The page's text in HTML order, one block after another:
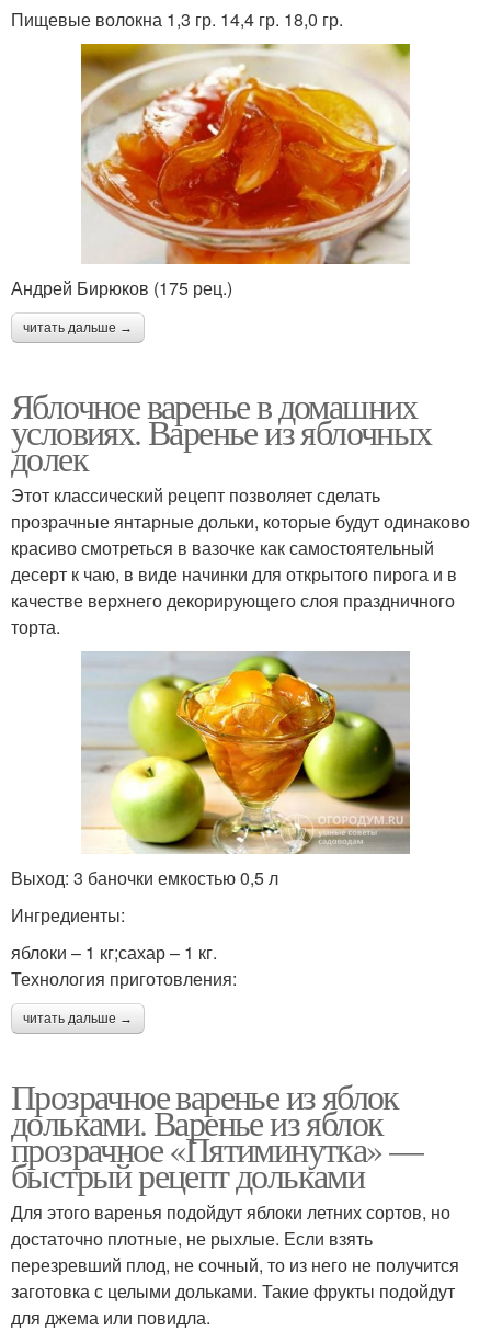
Пищевые волокна 1,3 гр. 14,4 гр. 18,0 гр.
Андрей Бирюков (175 рец.)
читать дальше →
Яблочное варенье в домашних
условиях. Варенье из яблочных
долек
Этот классический рецепт позволяет сделать
прозрачные янтарные дольки, которые будут одинаково
красиво смотреться в вазочке как самостоятельный
десерт к чаю, в виде начинки для открытого пирога и в
качестве верхнего декорирующего слоя праздничного
торта.
Выход: 3 баночки емкостью 0,5 л
Ингредиенты:
яблоки – 1 кг;сахар – 1 кг.
Технология приготовления:
читать дальше →
Прозрачное варенье из яблок
дольками. Варенье из яблок
прозрачное «Пятиминутка» —
быстрый рецепт дольками
Для этого варенья подойдут яблоки летних сортов, но
достаточно плотные, не рыхлые. Если взять
перезревший плод, не сочный, то из него не получится
заготовка с целыми дольками. Такие фрукты подойдут
для джема или повидла.